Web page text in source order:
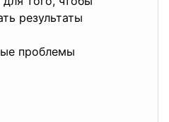
результаты
проблемы